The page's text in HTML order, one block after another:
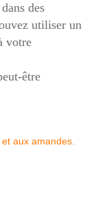
des
utiliser un
votre
être